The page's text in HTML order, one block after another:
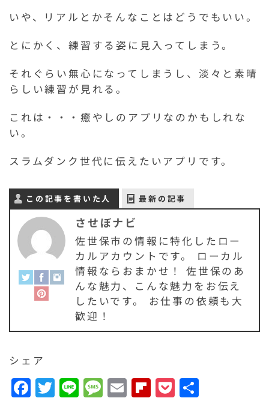
いや、リアルとかそんなことはどうでもいい。
とにかく、練習する姿に見入ってしまう。
それぐらい無心になってしまうし、淡々と素晴
らしい練習が見れる。
これは・・・癒やしのアプリなのかもしれな
い。
スラムダンク世代に伝えたいアプリです。
この記事を書いた人 最新の記事
させぼナビ
佐世保市の情報に特化したロー
カルアカウントです。 ローカル
情報ならおまかせ！ 佐世保のあ
んな魅力、こんな魅力をお伝え
したいです。 お仕事の依頼も大
歓迎！
シェア
F T Li M E F P